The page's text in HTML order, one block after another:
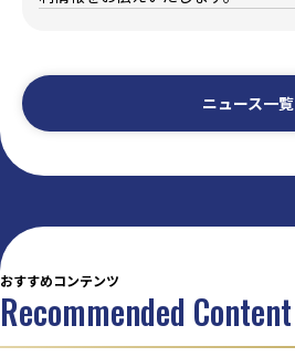
ニュース一覧
おすすめコンテンツ
Recommended Content